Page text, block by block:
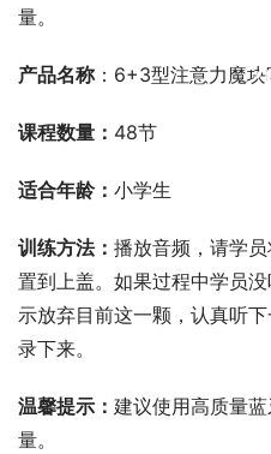
量。
产品名称：6+3型注意力魔块
课程数量： 48节
适合年龄： 小学生
训练方法： 播放音频，请学
置到上盖。如果过程中学员
示放弃目前这一颗，认真听
录下来。
温馨提示： 建议使用高质量
量。